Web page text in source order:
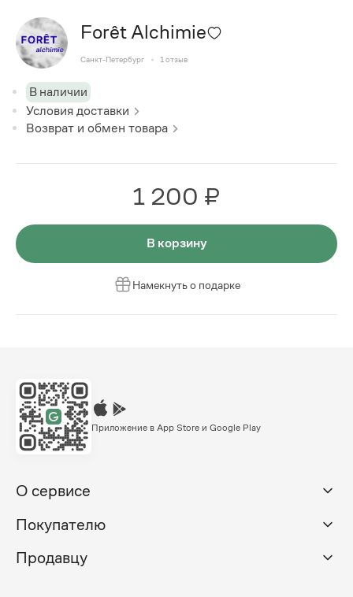
Forêt Alchimie
Санкт-Петербург 1 отзыв
В наличии
Условия доставки
Возврат и обмен товара
1 200 ₽
В корзину
Намекнуть о подарке
Приложение в App Store и Google Play
О сервисе
Покупателю
Продавцу